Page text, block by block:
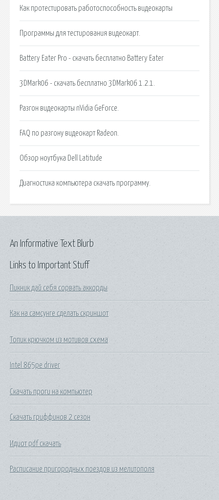
Как протестировать работоспособность видеокарты
Программы для тестирования видеокарт.
Battery Eater Pro - скачать бесплатно Battery Eater
3DMark06 - скачать бесплатно 3DMark06 1.2.1.
Разгон видеокарты nVidia GeForce.
FAQ по разгону видеокарт Radeon.
Обзор ноутбука Dell Latitude
Диагностика компьютера скачать программу.
Links to Important Stuff
Пикник дай себя сорвать аккорды
Как на самсунге сделать скриншот
Топик крючком из мотивов схема
Intel 865pe driver
Скачать проги на компьютер
Скачать гриффинов 2 сезон
Идиот pdf скачать
Расписание пригородных поездов из мелитополя
An Informative Text Blurb